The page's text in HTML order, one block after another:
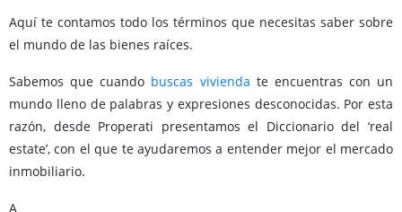
Aquí te contamos todo los términos que necesitas saber sobre
el mundo de las bienes raíces.
Sabemos que cuando buscas vivienda te encuentras con un
mundo lleno de palabras y expresiones desconocidas. Por esta
razón, desde Properati presentamos el Diccionario del ‘real
estate’, con el que te ayudaremos a entender mejor el mercado
inmobiliario.
A